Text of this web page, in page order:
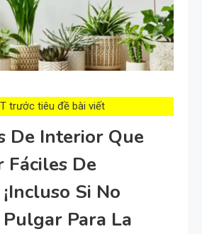
trước tiêu đề bài viết
De Interior Que
Fáciles De
Si No
Para La